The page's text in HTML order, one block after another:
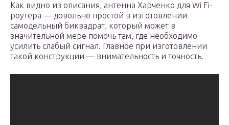
Как видно из описания, антенна Харченко для Wi Fi-
роутера — довольно простой в изготовлении
самодельный биквадрат, который может в
значительной мере помочь там, где необходимо
усилить слабый сигнал. Главное при изготовлении
такой конструкции — внимательность и точность.